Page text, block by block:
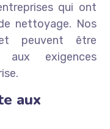
qui ont
nettoyage. Nos
peuvent être
aux exigences
aux